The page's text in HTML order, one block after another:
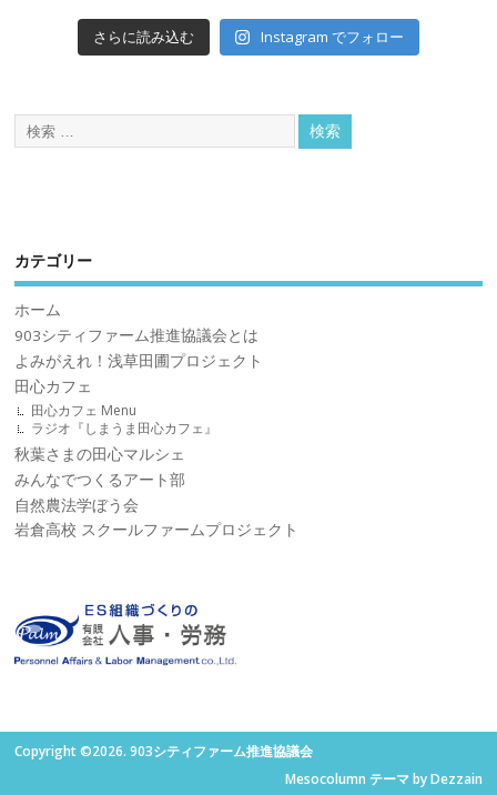
さらに読み込む Instagram でフォロー
カテゴリー
ホーム
903シティファーム推進協議会とは
よみがえれ！浅草田圃プロジェクト
田心カフェ
田心カフェ Menu
ラジオ『しまうま田心カフェ』
秋葉さまの田心マルシェ
みんなでつくるアート部
自然農法学ぼう会
岩倉高校 スクールファームプロジェクト
Copyright ©2026. 903シティファーム推進協議会
Mesocolumn テーマ by Dezzain